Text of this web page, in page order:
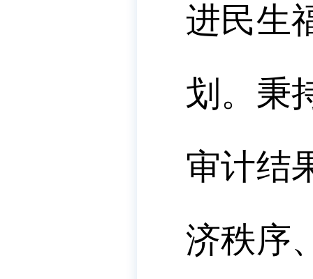
进民生
划。秉
审计结
济秩序